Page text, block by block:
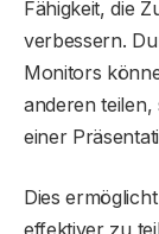
Fähigkeit, die
verbessern.
Monitors
anderen
einer
Dies
effektiver zu